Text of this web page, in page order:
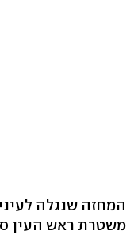
המחזה שנגלה
משטרת ראש העין